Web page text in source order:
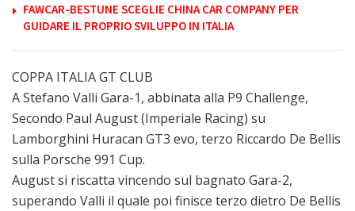
FAWCAR-BESTUNE SCEGLIE CHINA CAR COMPANY PER
GUIDARE IL PROPRIO SVILUPPO IN ITALIA
COPPA ITALIA GT CLUB
A Stefano Valli Gara-1, abbinata alla P9 Challenge,
Secondo Paul August (Imperiale Racing) su
Lamborghini Huracan GT3 evo, terzo Riccardo De Bellis
sulla Porsche 991 Cup.
August si riscatta vincendo sul bagnato Gara-2,
superando Valli il quale poi finisce terzo dietro De Bellis